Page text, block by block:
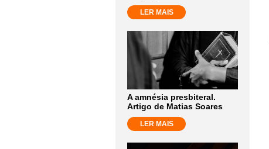
LER MAIS
A amnésia presbiteral.
Artigo de Matias Soares
LER MAIS